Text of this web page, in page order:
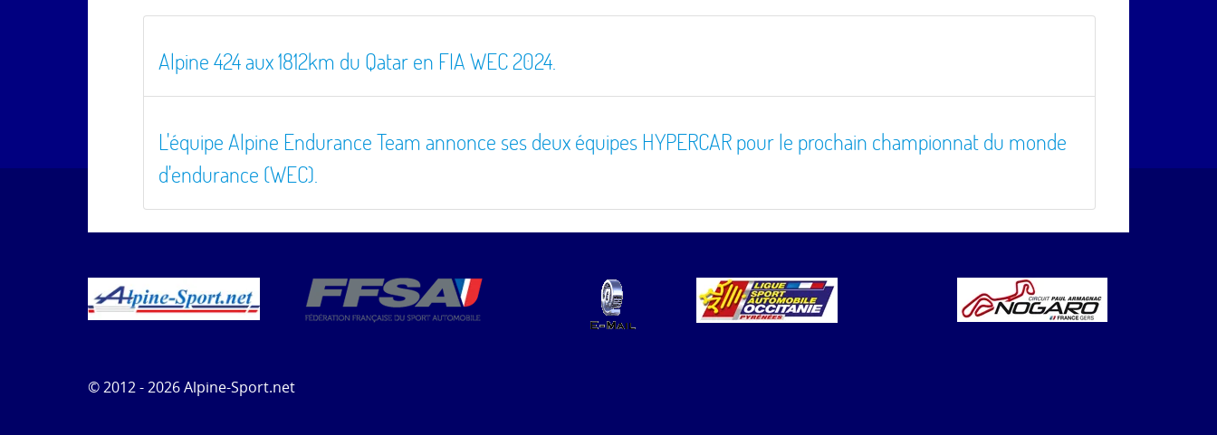
Alpine 424 aux 1812km du Qatar en FIA WEC 2024.
L'équipe Alpine Endurance Team annonce ses deux équipes HYPERCAR pour le prochain championnat du monde
d'endurance (WEC).
© 2012 - 2026 Alpine-Sport.net